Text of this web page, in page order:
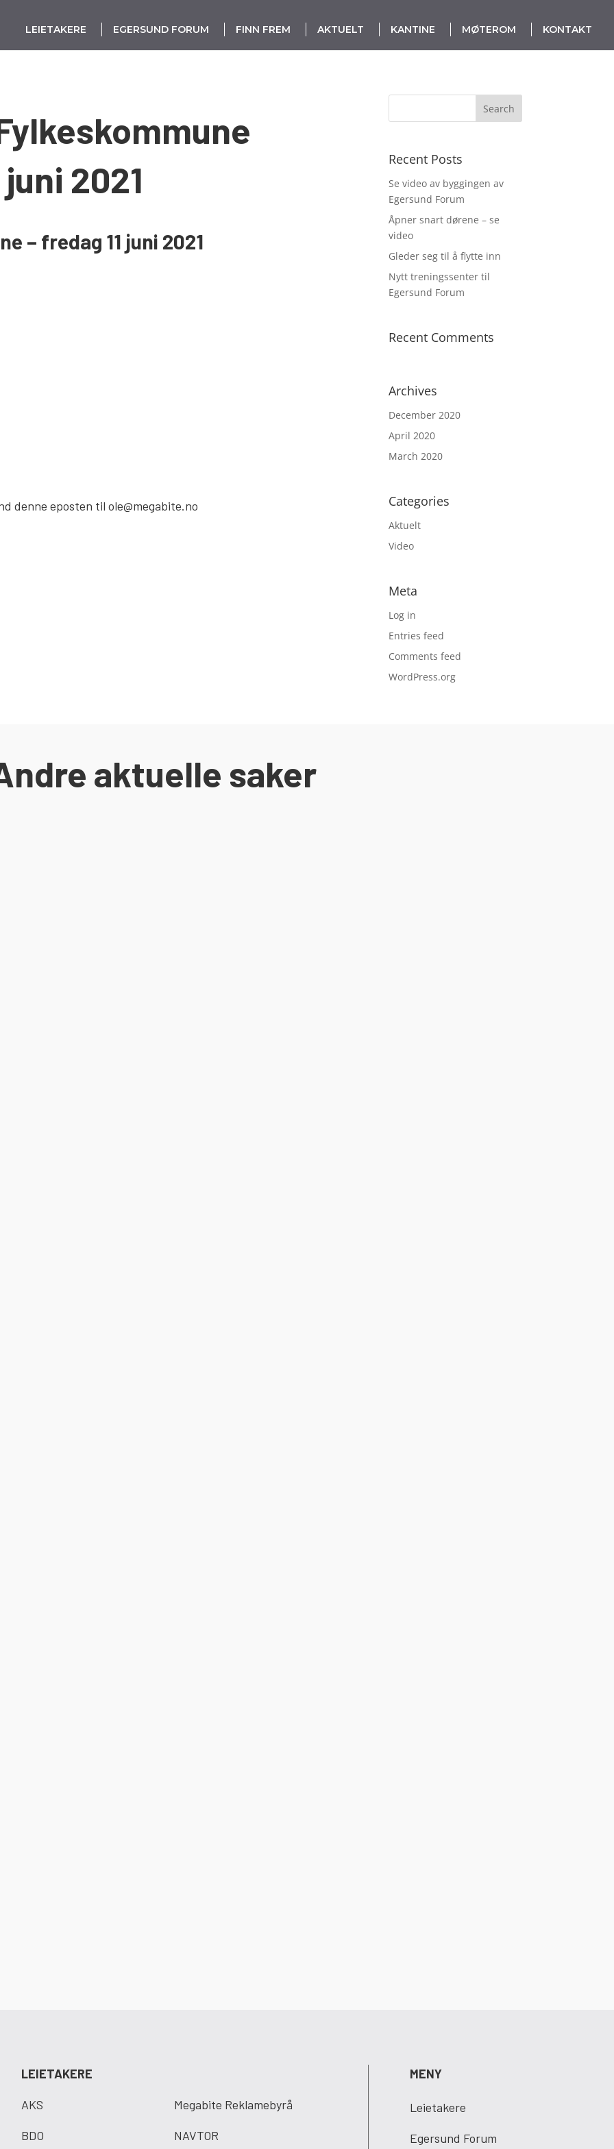
LEIETAKERE EGERSUND FORUM FINN FREM AKTUELT KANTINE MØTEROM KONTAKT
juni 2021
– fredag 11 juni 2021
denne eposten til ole@megabite.no
Recent Posts
Se video av byggingen av
Egersund Forum
Åpner snart dørene – se
video
Gleder seg til å flytte inn
Nytt treningssenter til
Egersund Forum
Recent Comments
Archives
December 2020
April 2020
March 2020
Categories
Aktuelt
Video
Meta
Log in
Entries feed
Comments feed
WordPress.org
aktuelle saker
LEIETAKERE
AKS
BDO
Megabite Reklamebyrå
NAVTOR
MENY
Leietakere
Egersund Forum